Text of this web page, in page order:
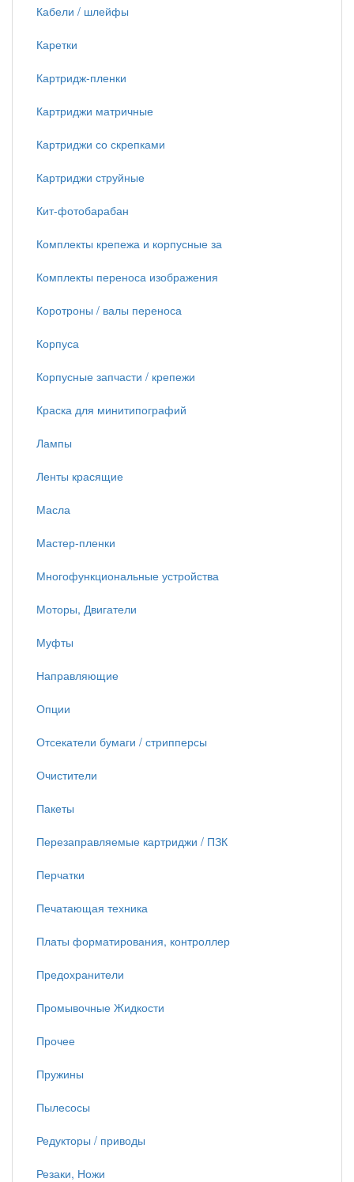
Кабели / шлейфы
Каретки
Картридж-пленки
Картриджи матричные
Картриджи со скрепками
Картриджи струйные
Кит-фотобарабан
Комплекты крепежа и корпусные за
Комплекты переноса изображения
Коротроны / валы переноса
Корпуса
Корпусные запчасти / крепежи
Краска для минитипографий
Лампы
Ленты красящие
Масла
Мастер-пленки
Многофункциональные устройства
Моторы, Двигатели
Муфты
Направляющие
Опции
Отсекатели бумаги / стрипперсы
Очистители
Пакеты
Перезаправляемые картриджи / ПЗК
Перчатки
Печатающая техника
Платы форматирования, контроллер
Предохранители
Промывочные Жидкости
Прочее
Пружины
Пылесосы
Редукторы / приводы
Резаки, Ножи